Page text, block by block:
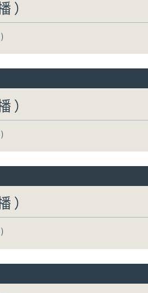
）
）
）